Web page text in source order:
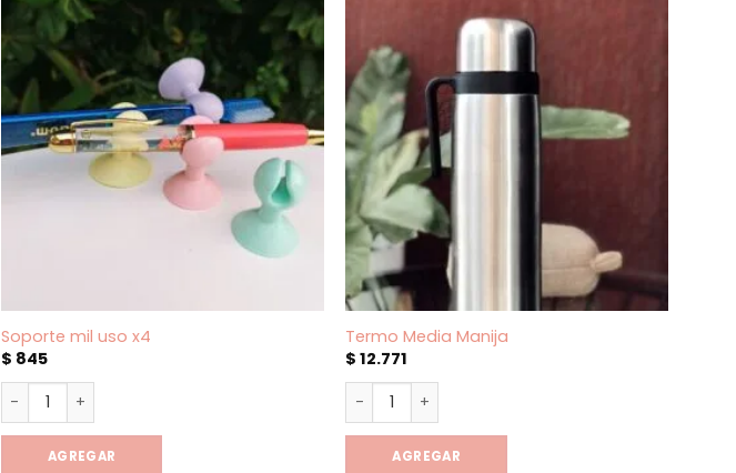
Soporte mil uso x4
$ 845
Soporte mil uso x4 cantidad
AGREGAR
Termo Media Manija
$ 12.771
Termo Media Manija cantidad
AGREGAR